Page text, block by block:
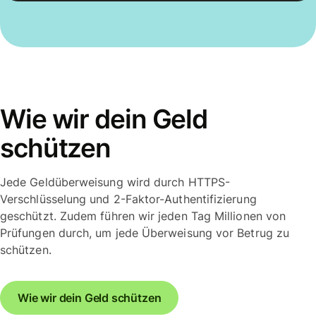
Wie wir dein Geld
schützen
Jede Geldüberweisung wird durch HTTPS-
Verschlüsselung und 2-Faktor-Authentifizierung
geschützt. Zudem führen wir jeden Tag Millionen von
Prüfungen durch, um jede Überweisung vor Betrug zu
schützen.
Wie wir dein Geld schützen